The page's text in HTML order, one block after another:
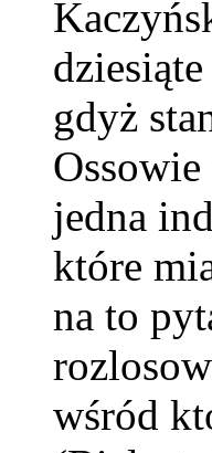
gdyż
jedna
które
na to
wśród